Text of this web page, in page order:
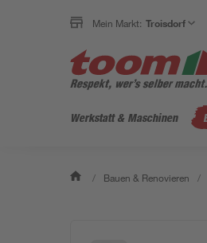
Mein Markt: Troisdorf
Werkstatt & Maschinen
/ Bauen & Renovieren /